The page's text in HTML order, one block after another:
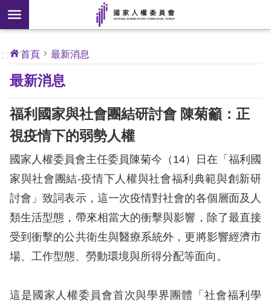
前往主要內容區塊
搜
尋
開
新
核
心
人
權
公
約
關
於
本
會
新
消
:::
首頁 最新消息
最新消息
福利國家與社會團結研討會 陳菊籲：正
視疫情下的弱勢人權
國家人權委員會主任委員陳菊今（14）日在「福利國
家與社會團結-疫情下人權與社會福利典範與創新研
討會」致詞表示，這一次疫情對社會的各個層面及人
類生活型態，帶來相當大的衝擊與影響，除了最直接
受到衝擊的公共衛生與醫療系統外，更將影響經濟市
場、工作型態、勞動環境與所得分配等面向。
這是國家人權委員會首次與學界團體「社會福利學